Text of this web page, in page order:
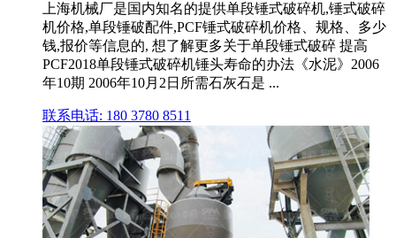
上海机械厂是国内知名的提供单段锤式破碎机,锤式破碎
机价格,单段锤破配件,PCF锤式破碎机价格、规格、多少
钱,报价等信息的, 想了解更多关于单段锤式破碎 提高
PCF2018单段锤式破碎机锤头寿命的办法《水泥》2006
年10期 2006年10月2日所需石灰石是 ...
联系电话: 180 3780 8511